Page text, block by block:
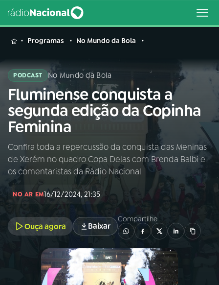
MENU
Buscar
na
Rádio
Nacional
Buscar
AO VIVO
PROGRAMAS
Programas No Mundo da Bola
PODCAST No Mundo da Bola
Fluminense conquista a
segunda edição da Copinha
Feminina
Confira toda a repercussão da conquista das Meninas
de Xerém no quadro Copa Delas com Brenda Balbi e
os comentaristas da Rádio Nacional
NO AR EM16/12/2024, 21:35
Ouça agora Baixar
Compartilhe